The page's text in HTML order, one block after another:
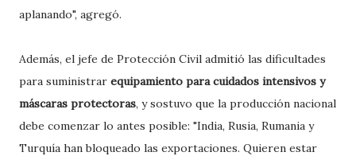
aplanando", agregó.
Además, el jefe de Protección Civil admitió las dificultades
para suministrar equipamiento para cuidados intensivos y
máscaras protectoras, y sostuvo que la producción nacional
debe comenzar lo antes posible: "India, Rusia, Rumania y
Turquía han bloqueado las exportaciones. Quieren estar